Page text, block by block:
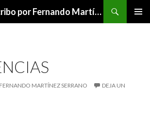
Cogito ergo escribo por Fernando Martínez Serrano
FERNANDO MARTÍNEZ SERRANO
DEJA UN